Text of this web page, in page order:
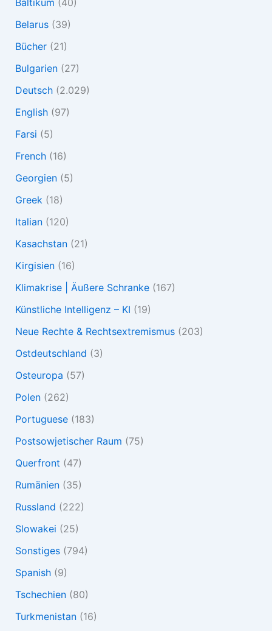
Belarus(39)
Bücher(21)
Bulgarien(27)
Deutsch(2.029)
English(97)
Farsi (5)
French(16)
Georgien(5)
Greek (18)
Italian(120)
Kasachstan(21)
Kirgisien(16)
Klimakrise | Äußere Schranke(167)
Künstliche Intelligenz – KI (19)
Neue Rechte & Rechtsextremismus(203)
Ostdeutschland (3)
Osteuropa (57)
Polen(262)
Portuguese(183)
Postsowjetischer Raum (75)
Querfront (47)
Rumänien(35)
Russland (222)
Slowakei (25)
Sonstiges(794)
Spanish(9)
Tschechien(80)
Turkmenistan(16)